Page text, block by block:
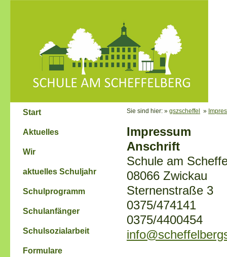
Start
Aktuelles
Wir
aktuelles Schuljahr
Schulprogramm
Schulanfänger
Schulsozialarbeit
Formulare
Sie sind hier: » gszscheffel »
Impressum
Anschrift
Schule am
08066 Zwickau
Sternenstraße 3
0375/474141
0375/4400454